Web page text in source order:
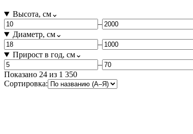
Высота, см⌄
–
Диаметр, см⌄
–
Прирост в год, см⌄
–
Показано 24 из 1 350
Сортировка: